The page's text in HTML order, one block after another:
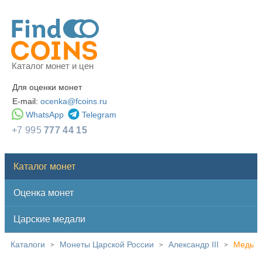
Каталог монет и цен
Для оценки монет
E-mail: ocenka@fcoins.ru
WhatsApp
Telegram
+7 995777 44 15
Каталог монет
Оценка монет
Царские медали
Каталоги > Монеты Царской России > Александр III > Медь